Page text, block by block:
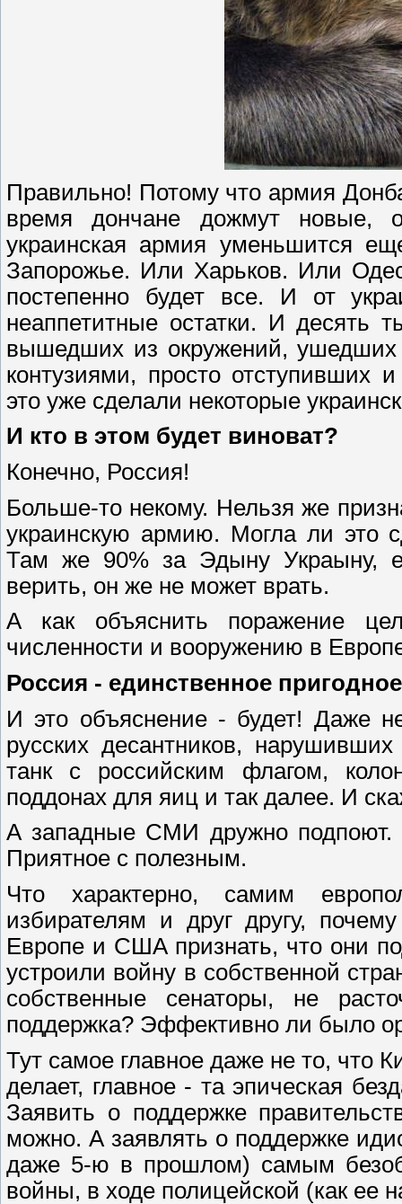
Правильно! Потому что армия
время дончане дожмут новые,
украинская армия уменьшится
Запорожье. Или Харьков. Или
постепенно будет все. И от
неаппетитные остатки. И десять
вышедших из окружений, ушедших
контузиями, просто отступивших
это уже сделали некоторые
И кто в этом будет виноват?
Конечно, Россия!
Больше-то некому. Нельзя же
украинскую армию. Могла ли это
Там же 90% за Эдыну Украыну,
верить, он же не может врать.
А как объяснить поражение
численности и вооружению в
Россия - единственное
И это объяснение - будет! Даже
русских десантников,
танк с российским флагом,
поддонах для яиц и так далее. И
А западные СМИ дружно подпоют.
Приятное с полезным.
Что характерно, самим
избирателям и друг другу,
Европе и США признать, что они
устроили войну в собственной
собственные сенаторы, не
поддержка? Эффективно ли было
Тут самое главное даже не то, что
делает, главное - та эпическая
Заявить о поддержке
можно. А заявлять о поддержке
даже 5-ю в прошлом) самым
войны, в ходе полицейской (как ее